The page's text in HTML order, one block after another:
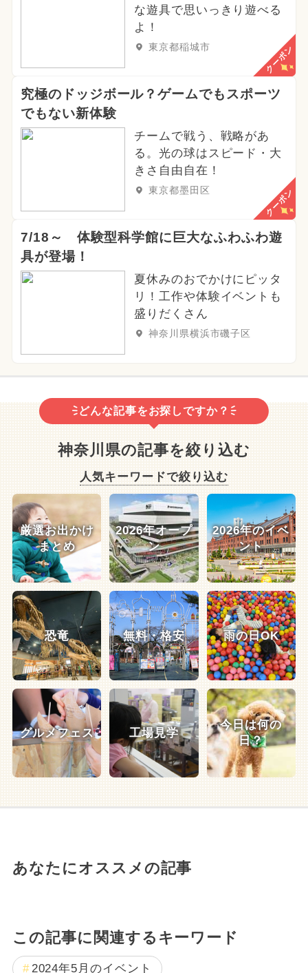
な遊具で思いっきり遊べる
よ！
東京都稲城市 クーポン
究極のドッジボール？ゲームでもスポーツ
でもない新体験
チームで戦う、戦略があ
る。光の球はスピード・大
きさ自由自在！
東京都墨田区 クーポン
7/18～ 体験型科学館に巨大なふわふわ遊
具が登場！
夏休みのおでかけにピッタ
リ！工作や体験イベントも
盛りだくさん
神奈川県横浜市磯子区
どんな記事をお探しですか？
神奈川県の記事を絞り込む
人気キーワードで絞り込む
厳選お出かけ
まとめ
2026年オープ
ン
2026年のイベ
ント
恐竜 無料・格安 雨の日OK
グルメフェス 工場見学
今日は何の
日？
あなたにオススメの記事
この記事に関連するキーワード
2024年5月のイベント